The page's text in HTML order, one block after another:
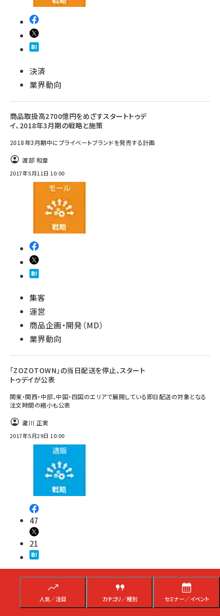
人気／注目 カテゴリ／種別 セミナー／イベント
決済
業界動向
商品取扱高2700億円をめざすスタートトゥデ
イ、2018年3月期の戦略と施策
2018年3月期中にプライベートブランドを発売する計画
渡部 和章
2017年5月11日 10:00
集客
運営
商品企画・開発（MD）
業界動向
「ZOZOTOWN」の当日配送を停止、スタート
トゥデイが公表
関東・関西・中部、中国・四国のエリアで展開している即日配送の対象となる
注文時間の縮小も公表
瀧川 正実
2017年5月29日 10:00
47
21
運営
物流・配送
業界動向